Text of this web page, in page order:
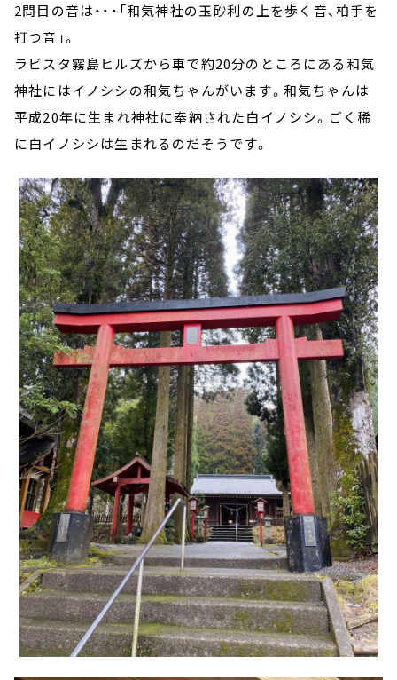
2問目の音は・・・「和気神社の玉砂利の上を歩く音、柏手を
打つ音」。
ラビスタ霧島ヒルズから車で約20分のところにある和気
神社にはイノシシの和気ちゃんがいます。和気ちゃんは
平成20年に生まれ神社に奉納された白イノシシ。ごく稀
に白イノシシは生まれるのだそうです。